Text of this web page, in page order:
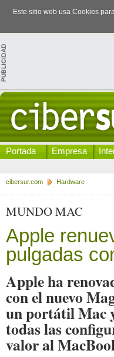
Este sitio web usa Cookies
Portada Empresa
cibersur.com Hardware
MUNDO MAC
Apple
pulgadas
Apple ha
con el nuevo
un portátil Mac
todas las
valor al